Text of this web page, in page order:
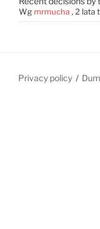
Wg mrmucha , 2 lata
Privacy policy